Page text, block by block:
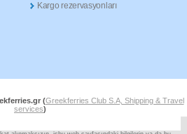
Kargo rezervasyonları
(Greekferries Club S.A, Shipping & Travel
services)